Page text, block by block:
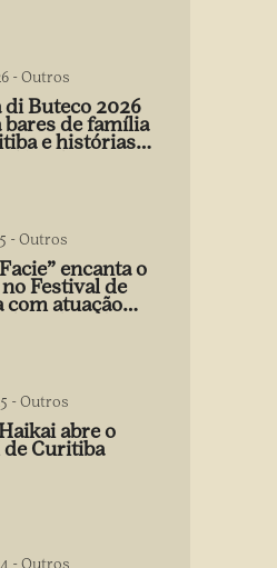
-Outros
di Buteco 2026
de família
e histórias
-Outros
encanta o
Festival de
com atuação
de Débora
-Outros
abre o
de Curitiba
-Outros